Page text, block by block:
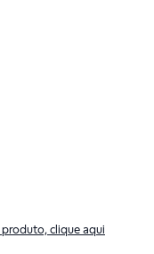
produto, clique aqui